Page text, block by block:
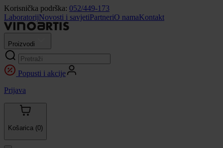
Korisnička podrška: 052/449-173
LaboratorijNovosti i savjetiPartneriO namaKontakt
Proizvodi
Popusti i akcije
Prijava
Košarica (0)